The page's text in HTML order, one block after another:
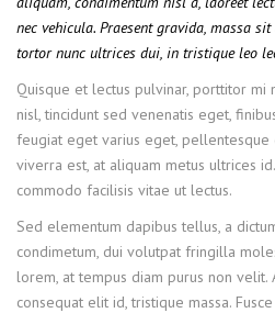
nec vehicula. Praesent gravida, massa
tortor nunc ultrices dui, in tristique leo
Quisque et lectus pulvinar, porttitor mi
nisl, tincidunt sed venenatis eget,
feugiat eget varius eget, pellentesque
viverra est, at aliquam metus ultrices
commodo facilisis vitae ut lectus.
Sed elementum dapibus tellus, a
condimetum, dui volutpat fringilla
lorem, at tempus diam purus non
consequat elit id, tristique massa.